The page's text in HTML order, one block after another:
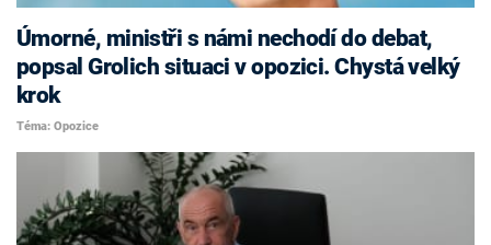
Úmorné, ministři s námi nechodí do debat,
popsal Grolich situaci v opozici. Chystá velký
krok
Téma: Opozice